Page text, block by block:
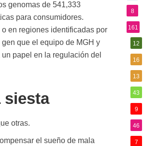
genomas de 541,333
para consumidores.
en regiones identificadas por
que el equipo de MGH y
papel en la regulación del
siesta
otras.
el sueño de mala
8
161
12
16
13
43
9
46
7